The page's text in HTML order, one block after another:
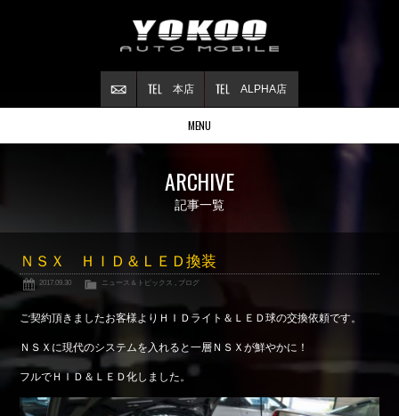
ALPHA店
本店
MENU
NSXについて
Reflesh Plan
整備・修理・
買取査定
Blog
公式ブログ
ARCHIVE
記事一覧
ＮＳＸ ＨＩＤ＆ＬＥＤ換装
2017.09.30 ニュース＆トピックス , ブログ
ご契約頂きましたお客様よりＨＩＤライト＆ＬＥＤ球の交換依頼です。
ＮＳＸに現代のシステムを入れると一層ＮＳＸが鮮やかに！
フルでＨＩＤ＆ＬＥＤ化しました。